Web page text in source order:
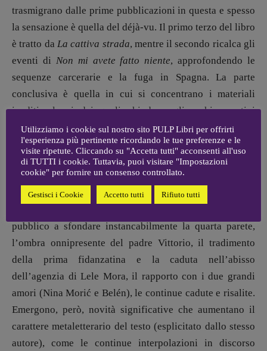
ARCHIVIO E AUTORI
trasmigrano dalle prime pubblicazioni in questa e spesso
la sensazione è quella del déjà-vu. Il primo terzo del libro
è tratto da La cattiva strada, mentre il secondo ricalca gli
eventi di Non mi avete fatto niente, approfondendo le
sequenze carcerarie e la fuga in Spagna. La parte
conclusiva è quella in cui si concentrano i materiali
inediti, alcuni dei quali chiudono gli archi narrativi
lasciati aperti nelle opere precedenti.
A ogni modo, gli episodi più scabrosi (o squallidi, come
la storia dell’aborto della moglie o l’uso di stupefacenti)
sono sfumati e meno espliciti rispetto ai primi testi, ma
pubblico a sfondare instancabilmente la quarta parete,
l’ombra onnipresente del padre Vittorio, il tradimento
della prima fidanzatina e la caduta nell’abisso
dell’agenzia di Lele Mora, il rapporto con i due grandi
amori (Nina Morić e Belén), le continue cadute e risalite.
Emergono, però, novità significative che aumentano il
carattere metaletterario del testo (esplicitato dallo stesso
autore), come le continue interpolazioni in discorso
Utilizziamo i cookie sul nostro sito PULP Libri per offrirti
l'esperienza più pertinente ricordando le tue preferenze e le
visite ripetute. Cliccando su "Accetta tutti" acconsenti all'uso
di TUTTI i cookie. Tuttavia, puoi visitare "Impostazioni
cookie" per fornire un consenso controllato.
Gestisci i Cookie Accetto tutti Rifiuto tutti